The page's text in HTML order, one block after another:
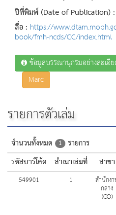
ปีที่พิมพ์ (Date of Publication) :
สื่อ : https://
book/fmh-ncds/CC/index.html
ข้อมูลบรรณานุกรมอย่างละเ
Marc
รายการตัวเล่ม
จำนวนทั้งหมด 1 รายการ
รหัสบาร์โค้ด
สำเนาเล่มที่ สาขา
549901 1 สำนักง
กลาง
(CO)